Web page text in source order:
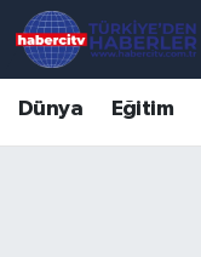
Dünya Eğitim